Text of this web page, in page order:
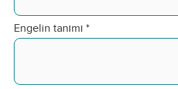
Engelin tanımı *